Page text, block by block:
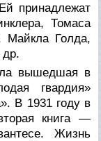
принадлежат
Томаса
Майкла Голда,
вышедшая в
гвардия»
В 1931 году в
книга —
Жизнь